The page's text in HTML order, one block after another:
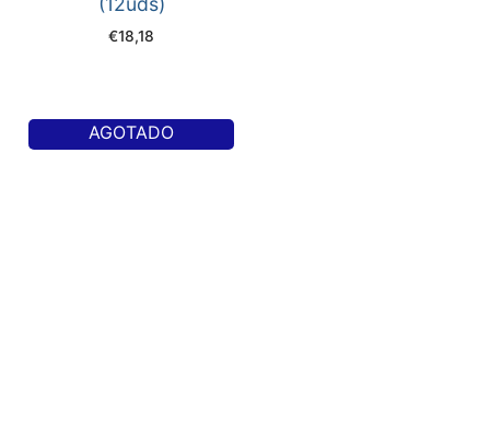
€18,18
AGOTADO